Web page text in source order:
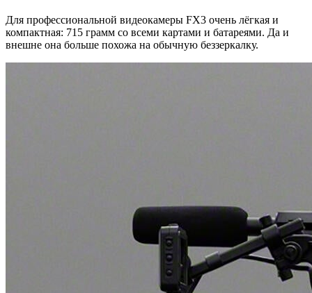
Для профессиональной видеокамеры FX3 очень лёгкая и
компактная: 715 грамм со всеми картами и батареями. Да и
внешне она больше похожа на обычную беззеркалку.